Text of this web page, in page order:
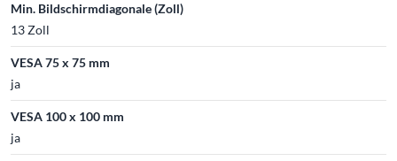
Min. Bildschirmdiagonale (Zoll)
13 Zoll
VESA 75 x 75 mm
ja
VESA 100 x 100 mm
ja